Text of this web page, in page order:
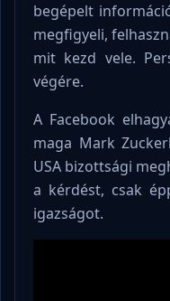
begépelt
megfigyeli,
mit kezd vele.
végére.
A Facebook
maga Mark
USA bizottsági
a kérdést, csak
igazságot.